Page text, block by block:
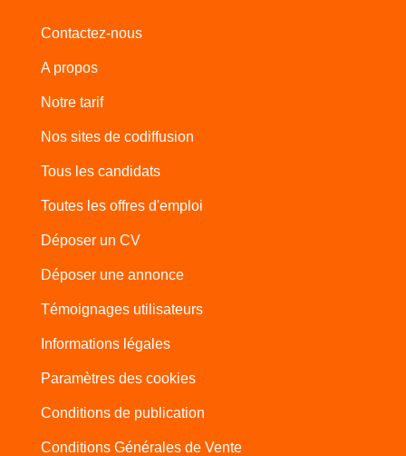
Contactez-nous
A propos
Notre tarif
Nos sites de codiffusion
Tous les candidats
Toutes les offres d'emploi
Déposer un CV
Déposer une annonce
Témoignages utilisateurs
Informations légales
Paramètres des cookies
Conditions de publication
Conditions Générales de Vente